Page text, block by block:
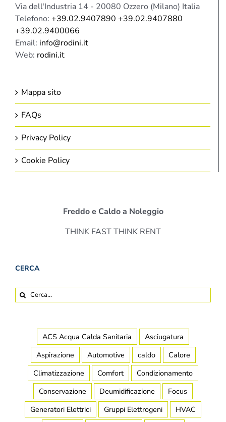
Via dell'Industria 14 - 20080 Ozzero (Milano) Italia
Telefono: +39.02.9407890 +39.02.9407880
+39.02.9400066
Email: info@rodini.it
Web: rodini.it
Mappa sito
FAQs
Privacy Policy
Cookie Policy
Freddo e Caldo a Noleggio
THINK FAST THINK RENT
CERCA
Cerca
per:
ACS Acqua Calda Sanitaria
Asciugatura
Aspirazione
Automotive caldo
Calore
Climatizzazione
Comfort
Condizionamento
Conservazione
Deumidificazione
Focus
Generatori Elettrici
Gruppi Elettrogeni HVAC